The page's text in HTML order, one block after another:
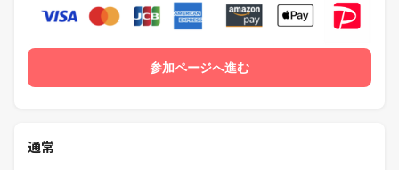
参加ページへ進む
通常